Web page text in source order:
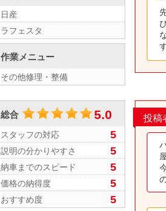
日産
ラフェスタ
作業メニュー
その他修理・整備
総合 5.0
スタッフの対応 5
説明の分かりやすさ 5
納車までのスピード 5
価格の納得度 5
おすすめ度 5
投稿